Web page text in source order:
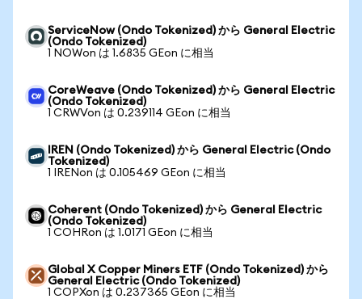
ServiceNow (Ondo Tokenized) から General Electric
(Ondo Tokenized)
1 NOWon は 1.6835 GEon に相当
CoreWeave (Ondo Tokenized) から General Electric
(Ondo Tokenized)
1 CRWVon は 0.239114 GEon に相当
IREN (Ondo Tokenized) から General Electric (Ondo
Tokenized)
1 IRENon は 0.105469 GEon に相当
Coherent (Ondo Tokenized) から General Electric
(Ondo Tokenized)
1 COHRon は 1.0171 GEon に相当
Global X Copper Miners ETF (Ondo Tokenized) から
General Electric (Ondo Tokenized)
1 COPXon は 0.237365 GEon に相当